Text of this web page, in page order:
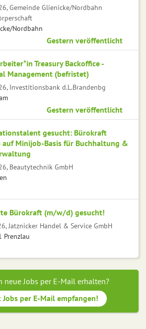
Gemeinde Glienicke/Nordbahn
Nordbahn
Gestern veröffentlicht
Treasury Backoffice -
Management (befristet)
Investitionsbank d.L.Brandenbg
Gestern veröffentlicht
gesucht: Bürokraft
Minijob-Basis für Buchhaltung &
Beautytechnik GmbH
Bürokraft (m/w/d) gesucht!
Jatznicker Handel & Service GmbH
Prenzlau
neue Jobs per E-Mail erhalten?
Jobs per E-Mail empfangen!